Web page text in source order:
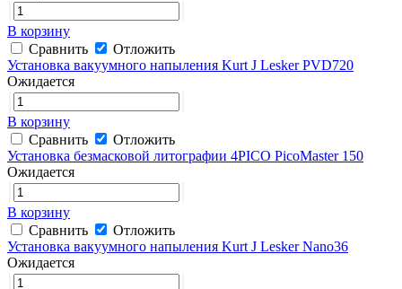
В корзину
Сравнить
Отложить
Установка вакуумного напыления Kurt J Lesker PVD720
Ожидается
В корзину
Сравнить
Отложить
Установка безмасковой литографии 4PICO PicoMaster 150
Ожидается
В корзину
Сравнить
Отложить
Установка вакуумного напыления Kurt J Lesker Nano36
Ожидается